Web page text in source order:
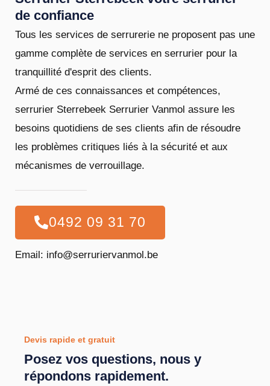
de confiance
Tous les services de serrurerie ne proposent pas une
gamme complète de services en serrurier pour la
tranquillité d'esprit des clients.
Armé de ces connaissances et compétences,
serrurier Sterrebeek Serrurier Vanmol assure les
besoins quotidiens de ses clients afin de résoudre
les problèmes critiques liés à la sécurité et aux
mécanismes de verrouillage.
0492 09 31 70
Email: info@serruriervanmol.be
Devis rapide et gratuit
Posez vos questions, nous y
répondons rapidement.